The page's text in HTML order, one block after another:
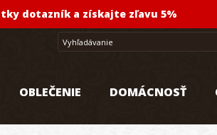
dotazník a získajte zľavu 5%
OBLEČENIE DOMÁCNOSŤ